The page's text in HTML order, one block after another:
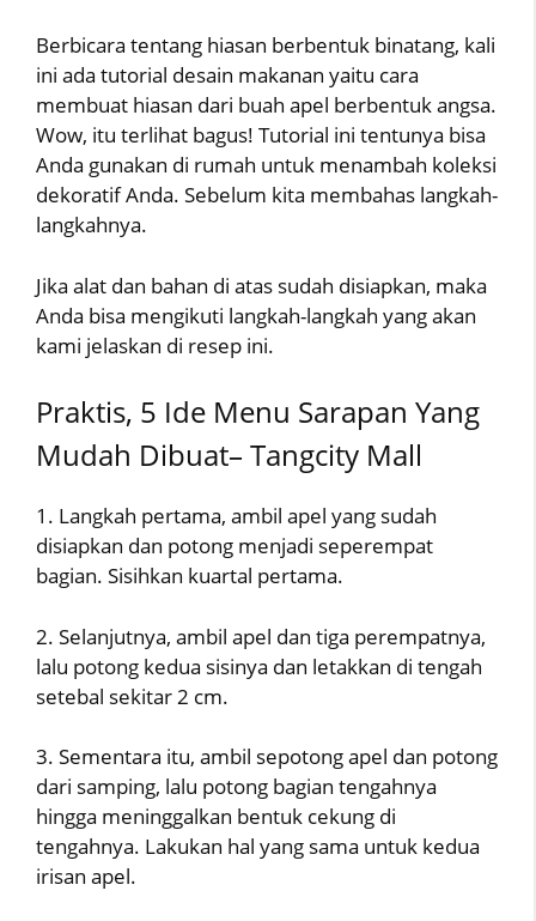
Berbicara tentang hiasan berbentuk binatang, kali
ini ada tutorial desain makanan yaitu cara
membuat hiasan dari buah apel berbentuk angsa.
Wow, itu terlihat bagus! Tutorial ini tentunya bisa
Anda gunakan di rumah untuk menambah koleksi
dekoratif Anda. Sebelum kita membahas langkah-
langkahnya.
Jika alat dan bahan di atas sudah disiapkan, maka
Anda bisa mengikuti langkah-langkah yang akan
kami jelaskan di resep ini.
Praktis, 5 Ide Menu Sarapan Yang
Mudah Dibuat– Tangcity Mall
1. Langkah pertama, ambil apel yang sudah
disiapkan dan potong menjadi seperempat
bagian. Sisihkan kuartal pertama.
2. Selanjutnya, ambil apel dan tiga perempatnya,
lalu potong kedua sisinya dan letakkan di tengah
setebal sekitar 2 cm.
3. Sementara itu, ambil sepotong apel dan potong
dari samping, lalu potong bagian tengahnya
hingga meninggalkan bentuk cekung di
tengahnya. Lakukan hal yang sama untuk kedua
irisan apel.